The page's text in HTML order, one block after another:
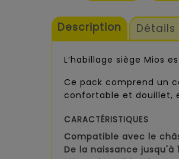
Description
L’habillage siège Mios
Ce pack comprend un
confortable et douillet,
CARACTÉRISTIQUES
Compatible avec le
De la naissance jusqu'à